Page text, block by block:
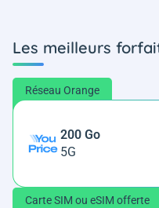
Les meilleurs
Réseau Orange
200 Go
5G
Carte SIM ou eSIM offerte